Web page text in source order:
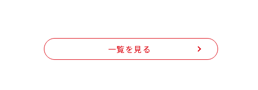
一覧を見る